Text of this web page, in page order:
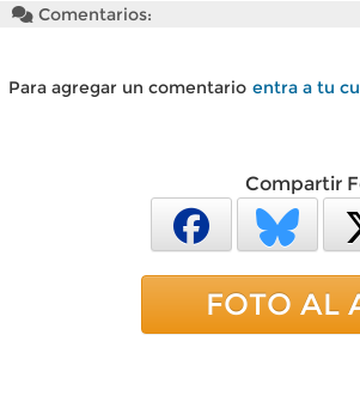
Comentarios:
Para agregar un comentario entra a tu
Compartir
FOTO AL